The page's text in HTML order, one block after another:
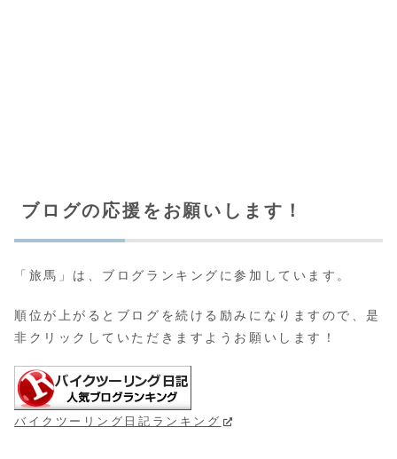
ブログの応援をお願いします！
「旅馬」は、ブログランキングに参加しています。
順位が上がるとブログを続ける励みになりますので、是
非クリックしていただきますようお願いします！
バイクツーリング日記ランキング